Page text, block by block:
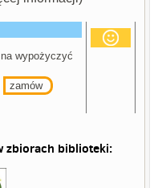
wypożyczyć
zamów
zbiorach biblioteki: